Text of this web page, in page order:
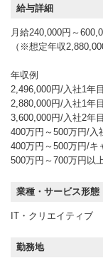
給与詳細
月給240,000円～
（※想定年収
年収例
2,496,000円/入社1年
2,880,000円/入社1年
3,600,000円/入社2年
400万円～500万円/入
400万円～500万円/キ
500万円～700万円以
業種・サービス形態
IT・クリエイティブ
勤務地